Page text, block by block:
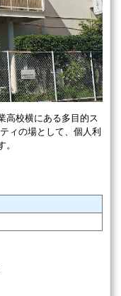
高校横にある多目的ス
ィの場として、個人利